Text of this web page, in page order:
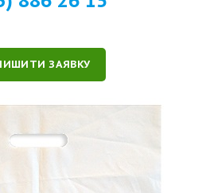
ЗАЯВКУ